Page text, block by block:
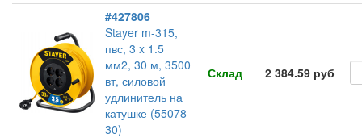
#427806
Stayer m-315,
пвс, 3 x 1.5
мм2, 30 м, 3500
вт, силовой
удлинитель на
катушке (55078-
30)
Склад 2 384.59 руб